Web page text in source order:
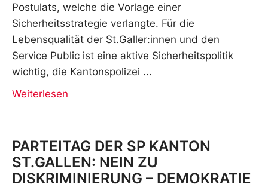
Postulats, welche die Vorlage einer
Sicherheitsstrategie verlangte. Für die
Lebensqualität der St.Galler:innen und den
Service Public ist eine aktive Sicherheitspolitik
wichtig, die Kantonspolizei
Weiterlesen
PARTEITAG DER SP KANTON
ST.GALLEN: NEIN ZU
DISKRIMINIERUNG – DEMOKRATIE